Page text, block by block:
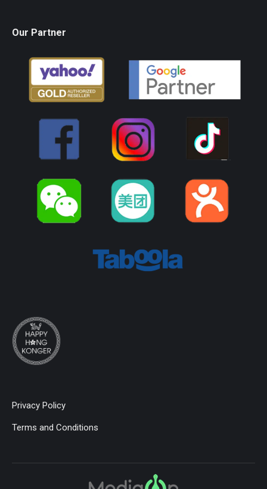
Our Partner
Privacy Policy
Terms and Conditions